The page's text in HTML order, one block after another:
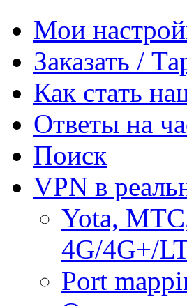
Мои
Заказать /
Как стать
Ответы на
Поиск
VPN в
Yota,
4G/4G+/
Port